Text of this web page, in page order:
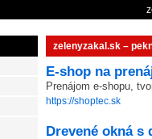
zelenyzakal.sk –
E-shop na
Prenájom e-shopu,
https://shoptec.sk
Drevené okná